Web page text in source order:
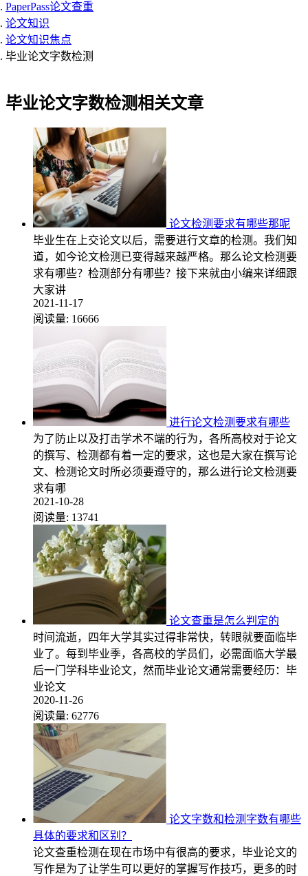
PaperPass论文查重
论文知识
论文知识焦点
毕业论文字数检测
毕业论文字数检测相关文章
论文检测要求有哪些那呢
毕业生在上交论文以后，需要进行文章的检测。我们知
道，如今论文检测已变得越来越严格。那么论文检测要
求有哪些？检测部分有哪些？接下来就由小编来详细跟
大家讲
2021-11-17
阅读量: 16666
进行论文检测要求有哪些
为了防止以及打击学术不端的行为，各所高校对于论文
的撰写、检测都有着一定的要求，这也是大家在撰写论
文、检测论文时所必须要遵守的，那么进行论文检测要
求有哪
2021-10-28
阅读量: 13741
论文查重是怎么判定的
时间流逝，四年大学其实过得非常快，转眼就要面临毕
业了。每到毕业季，各高校的学员们，必需面临大学最
后一门学科毕业论文，然而毕业论文通常需要经历：毕
业论文
2020-11-26
阅读量: 62776
论文字数和检测字数有哪些
具体的要求和区别？
论文查重检测在现在市场中有很高的要求，毕业论文的
写作是为了让学生可以更好的掌握写作技巧，更多的时